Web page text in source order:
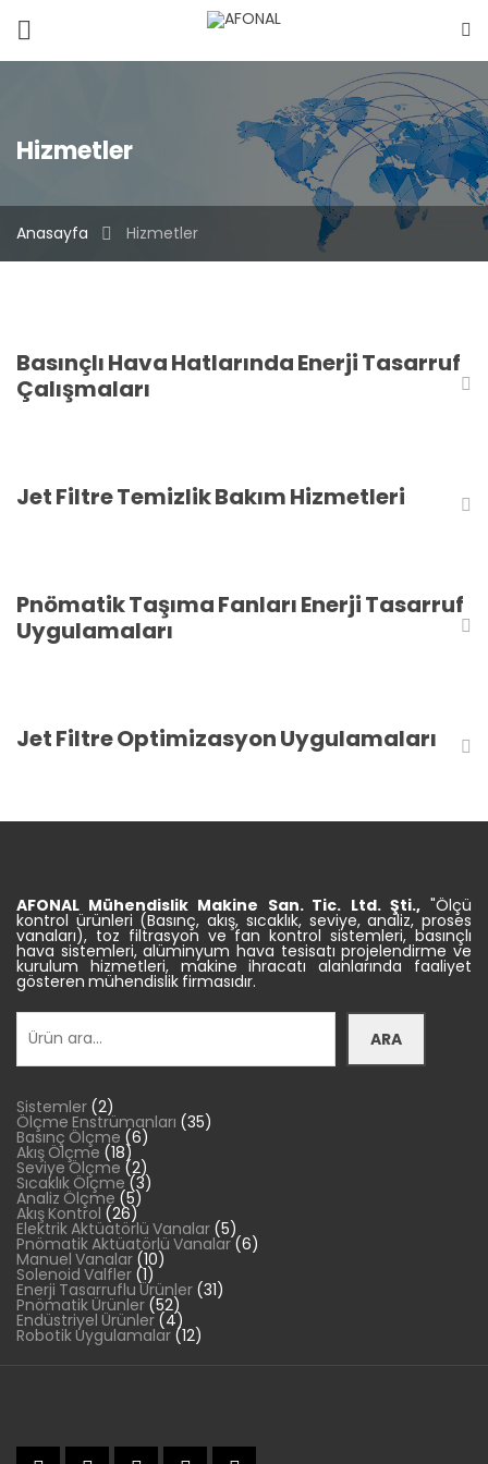
Hizmetler
Anasayfa Hizmetler
Basınçlı Hava Hatlarında Enerji Tasarruf
Çalışmaları
Jet Filtre Temizlik Bakım Hizmetleri
Pnömatik Taşıma Fanları Enerji Tasarruf
Uygulamaları
Jet Filtre Optimizasyon Uygulamaları
AFONAL Mühendislik Makine San. Tic. Ltd. Şti., "Ölçü
kontrol ürünleri (Basınç, akış, sıcaklık, seviye, analiz, proses
vanaları), toz filtrasyon ve fan kontrol sistemleri, basınçlı
hava sistemleri, alüminyum hava tesisatı projelendirme ve
kurulum hizmetleri, makine ihracatı alanlarında faaliyet
gösteren mühendislik firmasıdır.
Ara
ARA
Sistemler 22
ürün
Ölçme Enstrümanları 3535
ürün
Basınç Ölçme 66
ürün
Akış Ölçme 1818
ürün
Seviye Ölçme 22
ürün
Sıcaklık Ölçme 33
ürün
Analiz Ölçme 55
ürün
Akış Kontrol 2626
ürün
Elektrik Aktüatörlü Vanalar 55
ürün
Pnömatik Aktüatörlü Vanalar 66
ürün
Manuel Vanalar 1010
ürün
Solenoid Valfler 11
ürün
Enerji Tasarruflu Ürünler 3131
ürün
Pnömatik Ürünler 5252
ürün
Endüstriyel Ürünler 44
ürün
Robotik Uygulamalar 1212
ürün